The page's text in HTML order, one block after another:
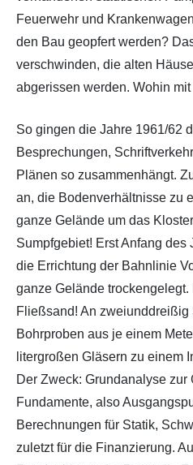
Feuerwehr und
den Bau geopfert werden?
verschwinden, die alten
abgerissen werden. Wohin
So gingen die Jahre 1961/62
Besprechungen,
Plänen so zusammenhängt.
an, die Bodenverhältnisse zu
ganze Gelände um das
Sumpfgebiet! Erst Anfang des
die Errichtung der Bahnlinie
ganze Gelände
Fließsand! An zweiunddreißig
Bohrproben aus je einem
litergroßen Gläsern zu einem
Der Zweck: Grundanalyse zur
Fundamente, also
Berechnungen für Statik,
zuletzt für die Finanzierung.